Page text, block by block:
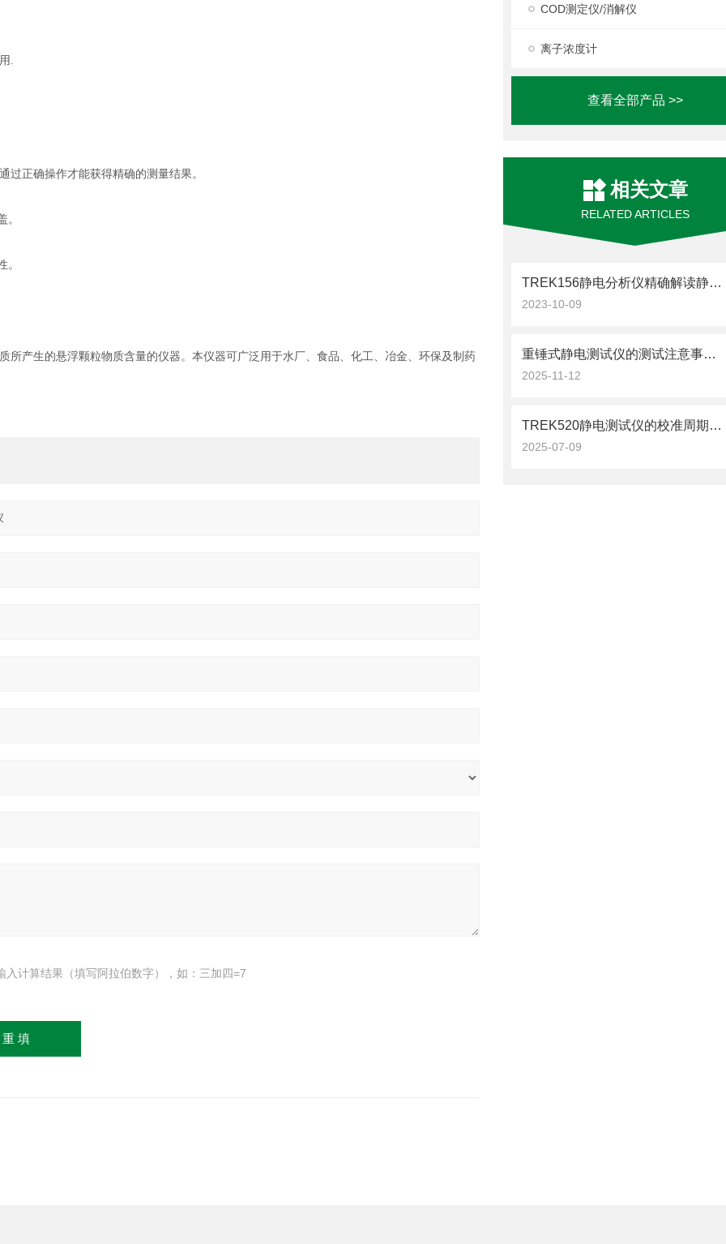
COD测定仪/消解仪
离子浓度计
查看全部产品 >>
相关文章
RELATED ARTICLES
TREK156静电分析仪精确解读静电现象
2023-10-09
重锤式静电测试仪的测试注意事项是怎么样的
2025-11-12
TREK520静电测试仪的校准周期设定与标准化操作流程
2025-07-09
.
过正确操作才能获得精确的测量结果。
。
。
所产生的悬浮颗粒物质含量的仪器。本仪器可广泛用于水厂、食品、化工、冶金、环保及制药
入计算结果（填写阿拉伯数字），如：三加四=7